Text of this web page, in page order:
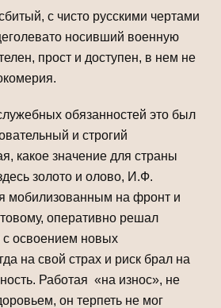
с чисто русскими чертами
носивший военную
прост и доступен, в нем не
обязанностей это был
и строгий
какое значение для страны
золото и олово, И.Ф.
мобилизованным на фронт и
оперативно решал
освоением новых
на свой страх и риск брал на
Работая «на износ», не
он терпеть не мог